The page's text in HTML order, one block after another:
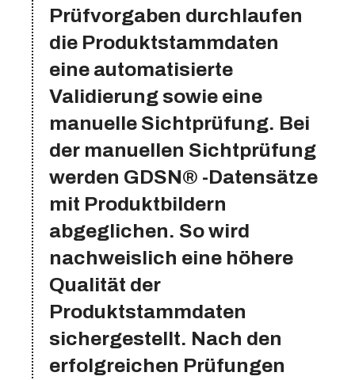
Prüfvorgaben durchlaufen
die Produktstammdaten
eine automatisierte
Validierung sowie eine
manuelle Sichtprüfung. Bei
der manuellen Sichtprüfung
werden GDSN® -Datensätze
mit Produktbildern
abgeglichen. So wird
nachweislich eine höhere
Qualität der
Produktstammdaten
sichergestellt. Nach den
erfolgreichen Prüfungen